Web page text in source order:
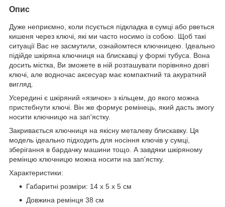
Опис
Дуже неприємно, коли псується підкладка в сумці або рветься
кишеня через ключі, які ми часто носимо із собою. Щоб такі
ситуації Вас не засмутили, ознайомтеся ключницею. Ідеально
підійде шкіряна ключниця на блискавці у формі тубуса. Вона
досить містка, Ви зможете в ній розташувати порівняно довгі
ключі, але водночас аксесуар має компактний та акуратний
вигляд.
Усередині є шкіряний «язичок» з кільцем, до якого можна
пристебнути ключі. Він же формує ремінець, який дасть змогу
носити ключницю на зап'ястку.
Закривається ключниця на якісну металеву блискавку. Ця
модель ідеально підходить для носіння ключів у сумці,
зберігання в бардачку машини тощо. А завдяки шкіряному
ремінцю ключницю можна носити на зап'ястку.
Характеристики:
Габаритні розміри: 14 x 5 x 5 см
Довжина ремінця 38 см